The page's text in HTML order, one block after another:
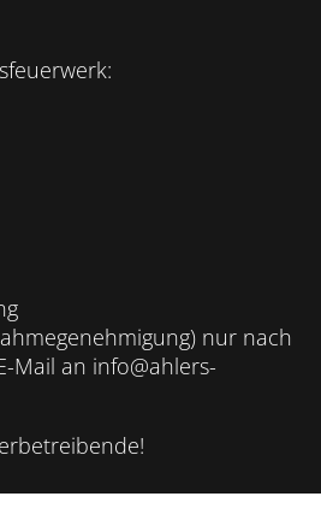
nur nach
Mail an info@ahlers-